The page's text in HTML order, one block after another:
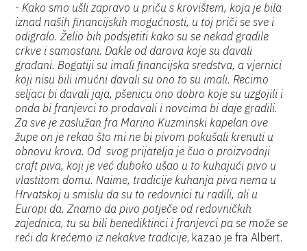
-Kako smo ušli zapravo u priču s krovištem, koja je bila
iznad naših financijskih mogućnosti, u toj priči se sve i
odigralo. Želio bih podsjetiti kako su se nekad gradile
crkve i samostani. Dakle od darova koje su davali
građani. Bogatiji su imali financijska sredstva, a vjernici
koji nisu bili imućni davali su ono to su imali. Recimo
seljaci bi davali jaja, pšenicu ono dobro koje su uzgojili i
onda bi franjevci to prodavali i novcima bi daje gradili.
Za sve je zaslužan fra Marino Kuzminski kapelan ove
župe on je rekao što mi ne bi pivom pokušali krenuti u
obnovu krova. Od svog prijatelja je čuo o proizvodnji
craft piva, koji je već duboko ušao u to kuhajući pivo u
vlastitom domu. Naime, tradicije kuhanja piva nema u
Hrvatskoj u smislu da su to redovnici tu radili, ali u
Europi da. Znamo da pivo potječe od redovničkih
zajednica, tu su bili benediktinci i franjevci pa se može se
reći da krećemo iz nekakve tradicije, kazao je fra Albert.